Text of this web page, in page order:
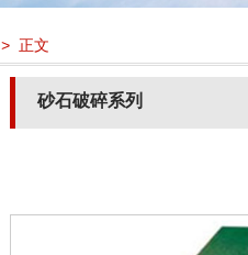
> 正文
砂石破碎系列